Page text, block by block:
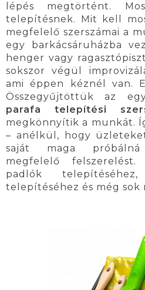
lépés megtörtént.
telepítésnek. Mit kell
megfelelő szerszámai a
egy barkácsáruházba
henger vagy
sokszor végül
ami éppen kéznél van.
Összegyűjtöttük az
parafa telepítési
megkönnyítik a munkát.
– anélkül, hogy
saját maga
megfelelő felszerelést.
padlók
telepítéséhez és még sok